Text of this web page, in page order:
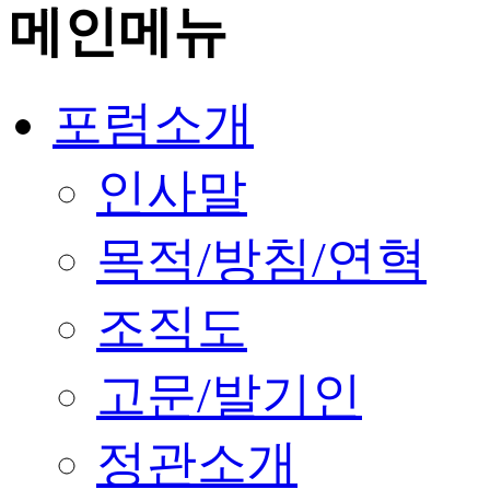
메인메뉴
포럼소개
인사말
목적/방침/연혁
조직도
고문/발기인
정관소개